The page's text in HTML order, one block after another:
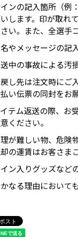
ンの記入箇所（例
します。印が取れ
い。また、全選手
やメッセージの記
中の事故による汚
し先は注文時にご
い伝票の同封をお
テム返送の際、お
ください。
が難しい物、危険
の運賃はお客さま
ン入りグッズなど
なる理由において